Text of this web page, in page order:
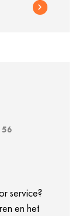
56
service?
en het